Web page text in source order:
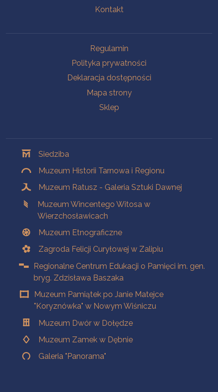
Kontakt
Regulamin
Polityka prywatności
Deklaracja dostępności
Mapa strony
Sklep
Siedziba
Muzeum Historii Tarnowa i Regionu
Muzeum Ratusz - Galeria Sztuki Dawnej
Muzeum Wincentego Witosa w
Wierzchosławicach
Muzeum Etnograficzne
Zagroda Felicji Curyłowej w Zalipiu
Regionalne Centrum Edukacji o Pamięci im. gen.
bryg. Zdzisława Baszaka
Muzeum Pamiątek po Janie Matejce
"Koryznówka" w Nowym Wiśniczu
Muzeum Dwór w Dołędze
Muzeum Zamek w Dębnie
Galeria "Panorama"